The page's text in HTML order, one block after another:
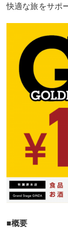
快適な旅をサポ
■概要